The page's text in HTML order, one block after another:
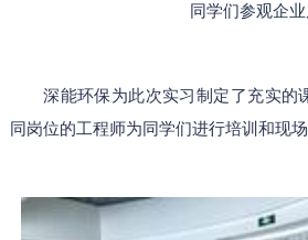
同学们参观企
深能环保为此次实习制定了充实的
同岗位的工程师为同学们进行培训和现场